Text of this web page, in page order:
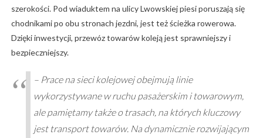
szerokości. Pod wiaduktem na ulicy Lwowskiej piesi poruszają się
chodnikami po obu stronach jezdni, jest też ścieżka rowerowa.
Dzięki inwestycji, przewóz towarów koleją jest sprawniejszy i
bezpieczniejszy.
– Prace na sieci kolejowej obejmują linie
wykorzystywane w ruchu pasażerskim i towarowym,
ale pamiętamy także o trasach, na których kluczowy
jest transport towarów. Na dynamicznie rozwijającym